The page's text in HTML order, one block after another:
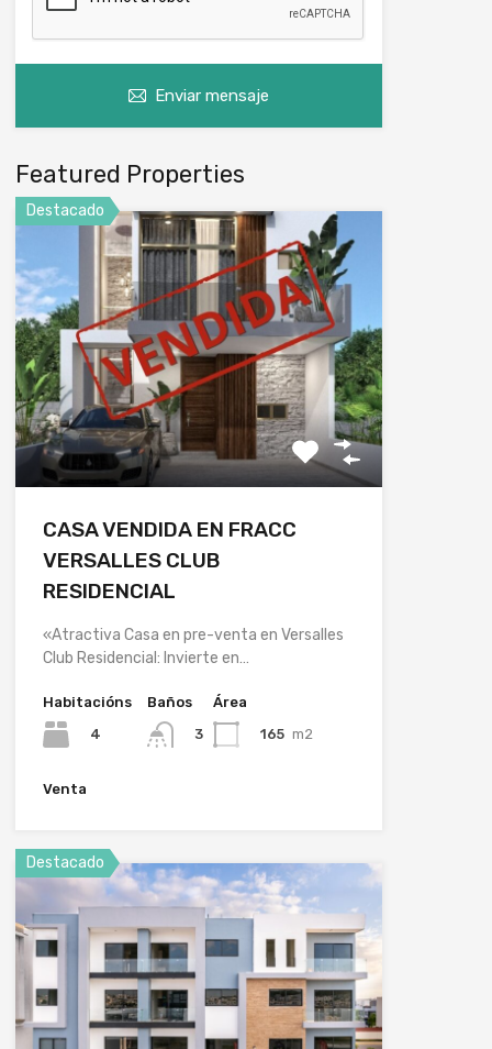
Enviar mensaje
Featured Properties
Destacado
CASA VENDIDA EN FRACC
VERSALLES CLUB
RESIDENCIAL
«Atractiva Casa en pre-venta en Versalles
Club Residencial: Invierte en…
Habitacións
4
Baños
3
Área
165 m2
Venta
Destacado